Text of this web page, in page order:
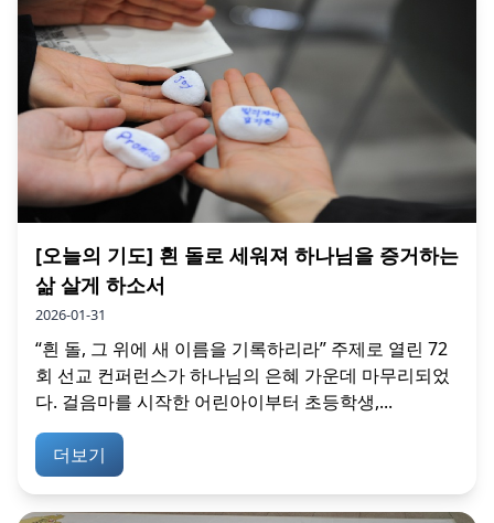
[오늘의 기도] 흰 돌로 세워져 하나님을 증거하는
삶 살게 하소서
2026-01-31
“흰 돌, 그 위에 새 이름을 기록하리라” 주제로 열린 72
회 선교 컨퍼런스가 하나님의 은혜 가운데 마무리되었
다. 걸음마를 시작한 어린아이부터 초등학생,...
더보기